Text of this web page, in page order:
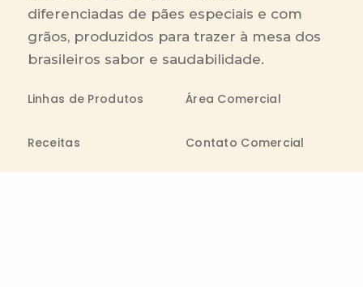
diferenciadas de pães especiais e com
grãos, produzidos para trazer à mesa dos
brasileiros sabor e saudabilidade.
Linhas de Produtos Área Comercial
Receitas Contato Comercial